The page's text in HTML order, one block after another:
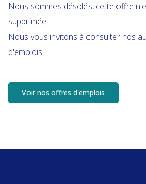
Contacts
Nous sommes désolés, cette offre
supprimée.
Nous vous invitons à consulter nos
d'emplois.
Voir nos offres d'emplois